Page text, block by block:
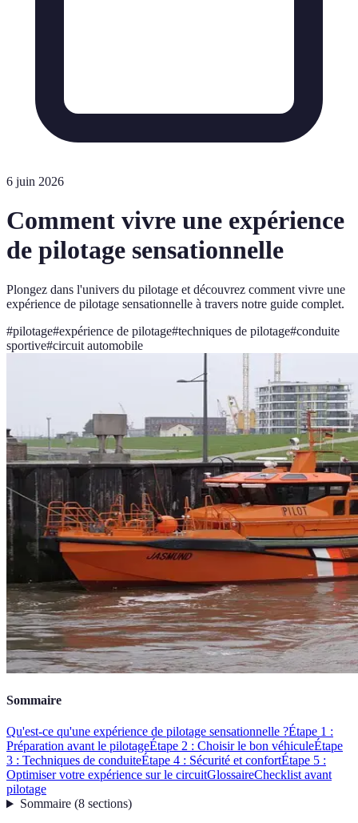
6 juin 2026
Comment vivre une expérience
de pilotage sensationnelle
Plongez dans l'univers du pilotage et découvrez comment vivre une
expérience de pilotage sensationnelle à travers notre guide complet.
#pilotage#expérience de pilotage#techniques de pilotage#conduite
sportive#circuit automobile
Sommaire
Qu'est-ce qu'une expérience de pilotage sensationnelle ?Étape 1 :
Préparation avant le pilotageÉtape 2 : Choisir le bon véhiculeÉtape
3 : Techniques de conduiteÉtape 4 : Sécurité et confortÉtape 5 :
Optimiser votre expérience sur le circuitGlossaireChecklist avant
pilotage
Sommaire(8 sections)